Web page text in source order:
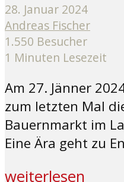
28. Januar 2024
Andreas Fischer
1.550 Besucher
1 Minuten Lesezeit
Am 27. Jänner
zum letzten Mal
Bauernmarkt im
Eine Ära geht zu
weiterlesen